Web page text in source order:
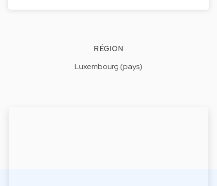
RÉGION
Luxembourg (pays)